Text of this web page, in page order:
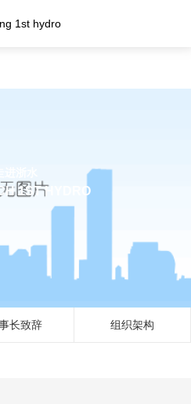
载
1st hydro
1ST HYDRO
长致辞 组织架构